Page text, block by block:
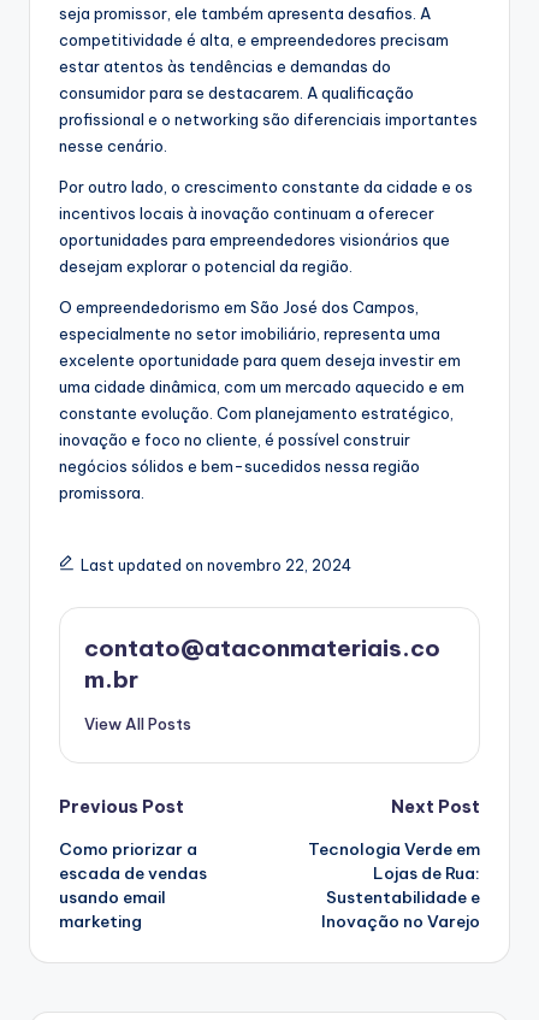
seja promissor, ele também apresenta desafios. A
competitividade é alta, e empreendedores precisam
estar atentos às tendências e demandas do
consumidor para se destacarem. A qualificação
profissional e o networking são diferenciais importantes
nesse cenário.
Por outro lado, o crescimento constante da cidade e os
incentivos locais à inovação continuam a oferecer
oportunidades para empreendedores visionários que
desejam explorar o potencial da região.
O empreendedorismo em São José dos Campos,
especialmente no setor imobiliário, representa uma
excelente oportunidade para quem deseja investir em
uma cidade dinâmica, com um mercado aquecido e em
constante evolução. Com planejamento estratégico,
inovação e foco no cliente, é possível construir
negócios sólidos e bem-sucedidos nessa região
promissora.
Last updated on novembro 22, 2024
contato@ataconmateriais.co
m.br
View All Posts
Post
navigation
Previous Post
Como priorizar a
escada de vendas
usando email
marketing
Next Post
Tecnologia Verde em
Lojas de Rua:
Sustentabilidade e
Inovação no Varejo